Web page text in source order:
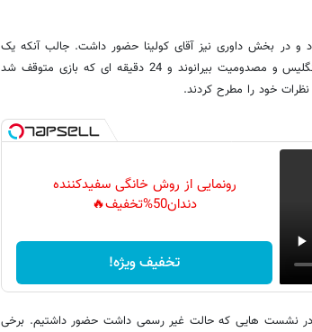
در بخش داوری نیز آقای کولینا حضور داشت. جالب آنکه یک
بخش مفصل و مهم این قسمت به دیدار ایران و انگلیس و مصدومیت بیرانوند و 24 دقیقه ای که بازی متوقف شد
خود را مطرح کردند.
رونمایی از روش خانگی سفیدکننده
دندان50%تخفیف🔥
تخفیف ویژه!
در نشست هایی که حالت غیر رسمی داشت حضور داشتیم. برخی